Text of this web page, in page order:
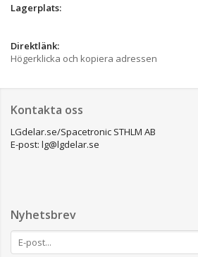
Lagerplats:
Direktlänk:
Högerklicka och kopiera adressen
Kontakta oss
LGdelar.se/Spacetronic STHLM AB
E-post: lg@lgdelar.se
Nyhetsbrev